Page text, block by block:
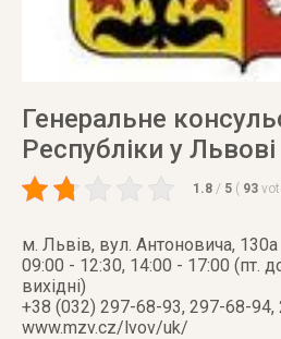
Генеральне
Республіки у Львові
1.8 / 5 ( 93
м. Львів, вул. Антоновича, 130а
09:00 - 12:30, 14:00 - 17:00 (пт.
вихідні)
+38 (032) 297-68-93, 297-68-
www.mzv.cz/lvov/uk/